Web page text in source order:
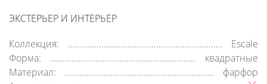
ЭКСТЕРЬЕР И ИНТЕРЬЕР
Коллекция:
Escale
Форма:
квадратные
Материал:
фарфор